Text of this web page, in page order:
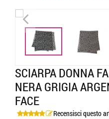
<
SCIARPA DONNA
NERA GRIGIA
FACE
Recensisci questo